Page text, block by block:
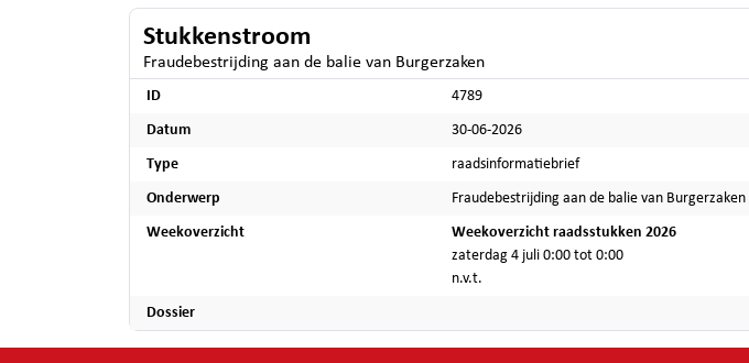
Stukkenstroom
Fraudebestrijding aan de balie van Burgerzaken
ID 4789
Datum 30-06-2026
Type raadsinformatiebrief
Onderwerp Fraudebestrijding aan de balie van Burgerzaken
Weekoverzicht
Weekoverzicht raadsstukken 2026
zaterdag 4 juli 0:00 tot 0:00
n.v.t.
Dossier